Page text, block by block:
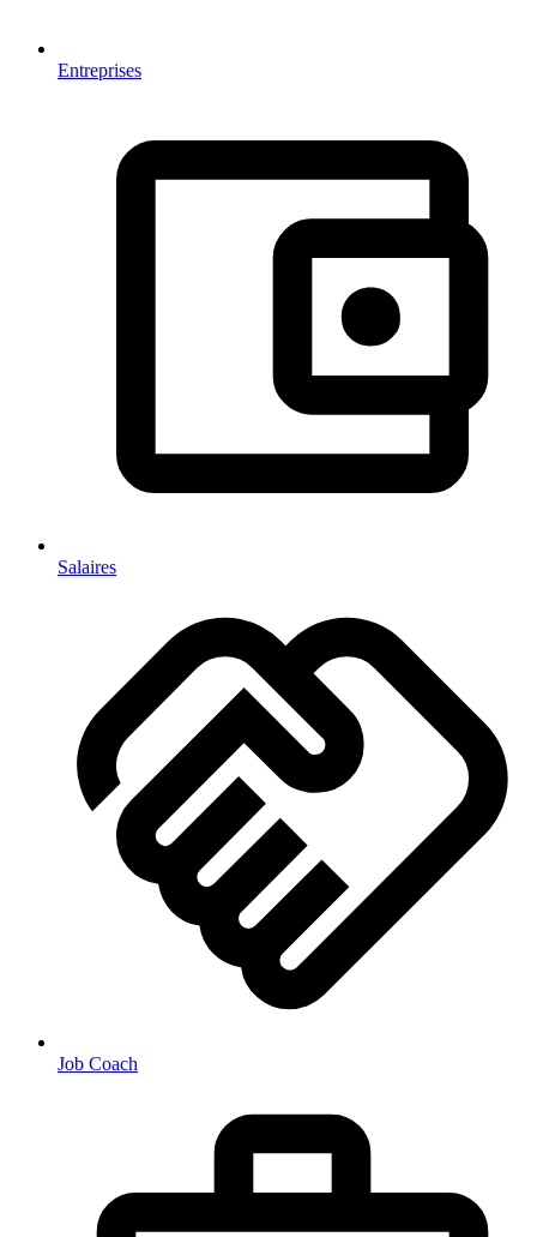
Entreprises
Salaires
Job Coach